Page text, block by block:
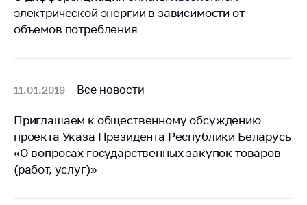
медицинского
назначения и
Решение Комиссии
по установлению
(отсутствия)
нарушения
антимонопольного
законодательства
электрической энергии в зависимости от
объемов потребления
11.01.2019 Все новости
Приглашаем к общественному обсуждению
проекта Указа Президента Республики Беларусь
«О вопросах государственных закупок товаров
(работ, услуг)»